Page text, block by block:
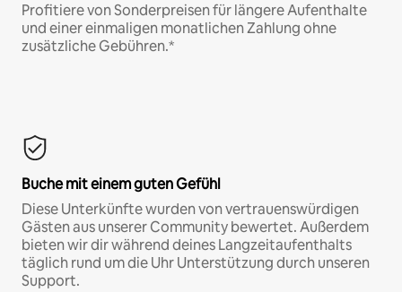
Profitiere von Sonderpreisen für längere Aufenthalte
und einer einmaligen monatlichen Zahlung ohne
zusätzliche Gebühren.*
Buche mit einem guten Gefühl
Diese Unterkünfte wurden von vertrauenswürdigen
Gästen aus unserer Community bewertet. Außerdem
bieten wir dir während deines Langzeitaufenthalts
täglich rund um die Uhr Unterstützung durch unseren
Support.